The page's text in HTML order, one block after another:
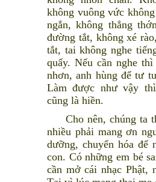
không vuông vức
ngắn, không thẳng
đường tắt, không xé
tắt, tai không nghe
quấy. Nếu cần nghe
nhơn, anh hùng để tư
Làm được như vậy
cũng là hiền.
Cho nên, chúng ta
nhiều phải mang ơn
dưỡng, chuyển hóa để
con. Có những em bé
cần mở cái nhạc Phật,